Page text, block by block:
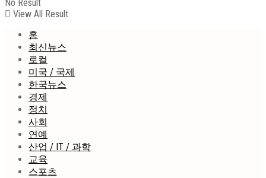
No Result
View All Result
홈
최신뉴스
로컬
미국 / 국제
한국뉴스
경제
정치
사회
연예
산업 / IT / 과학
교육
스포츠